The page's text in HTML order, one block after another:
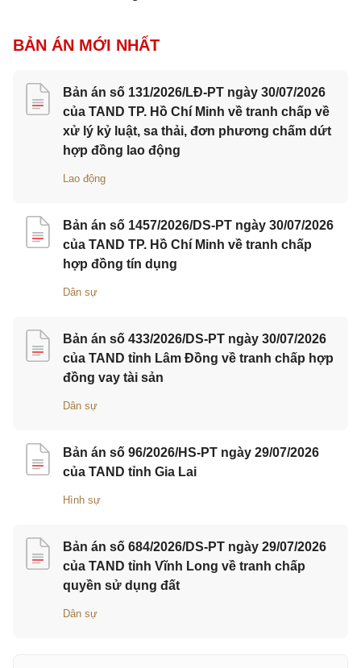
BẢN ÁN MỚI NHẤT
Bản án số 131/2026/LĐ-PT ngày 30/07/2026
của TAND TP. Hồ Chí Minh về tranh chấp về
xử lý kỷ luật, sa thải, đơn phương chấm dứt
hợp đồng lao động
Lao động
Bản án số 1457/2026/DS-PT ngày 30/07/2026
của TAND TP. Hồ Chí Minh về tranh chấp
hợp đồng tín dụng
Dân sự
Bản án số 433/2026/DS-PT ngày 30/07/2026
của TAND tỉnh Lâm Đồng về tranh chấp hợp
đồng vay tài sản
Dân sự
Bản án số 96/2026/HS-PT ngày 29/07/2026
của TAND tỉnh Gia Lai
Hình sự
Bản án số 684/2026/DS-PT ngày 29/07/2026
của TAND tỉnh Vĩnh Long về tranh chấp
quyền sử dụng đất
Dân sự